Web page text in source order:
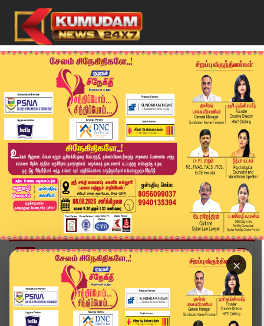
×
Home
விளையாட்டு
கேப் வெர்டேவால் அதிர்ந்த அர்ஜென்டினா... 3-2 கோல...